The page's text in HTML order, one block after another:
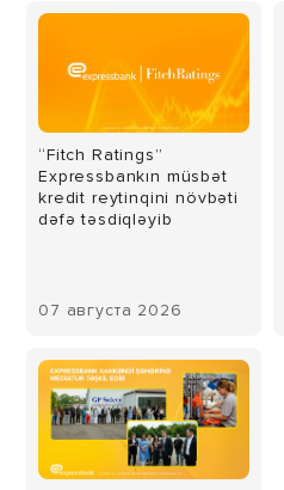
“Fitch Ratings”
Expressbankın müsbət
kredit reytinqini növbəti
dəfə təsdiqləyib
07 августа 2026